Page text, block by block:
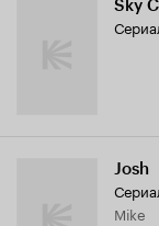
Sky
Josh
Mike